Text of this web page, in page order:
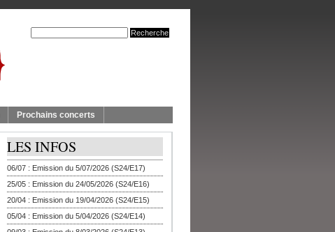
Prochains concerts
LES INFOS
06/07 : Emission du 5/07/2026 (S24/E17)
25/05 : Emission du 24/05/2026 (S24/E16)
20/04 : Emission du 19/04/2026 (S24/E15)
05/04 : Emission du 5/04/2026 (S24/E14)